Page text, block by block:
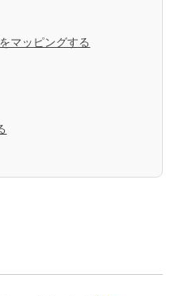
マッピングする